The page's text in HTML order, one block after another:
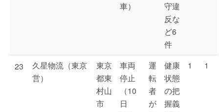
車）
守違
反な
ど6
件
23
久星物流（東京
営）
東京
都東
村山
市
車両
停止
（10
日
運
転
者
が
健康
状態
の把
握義
1 1